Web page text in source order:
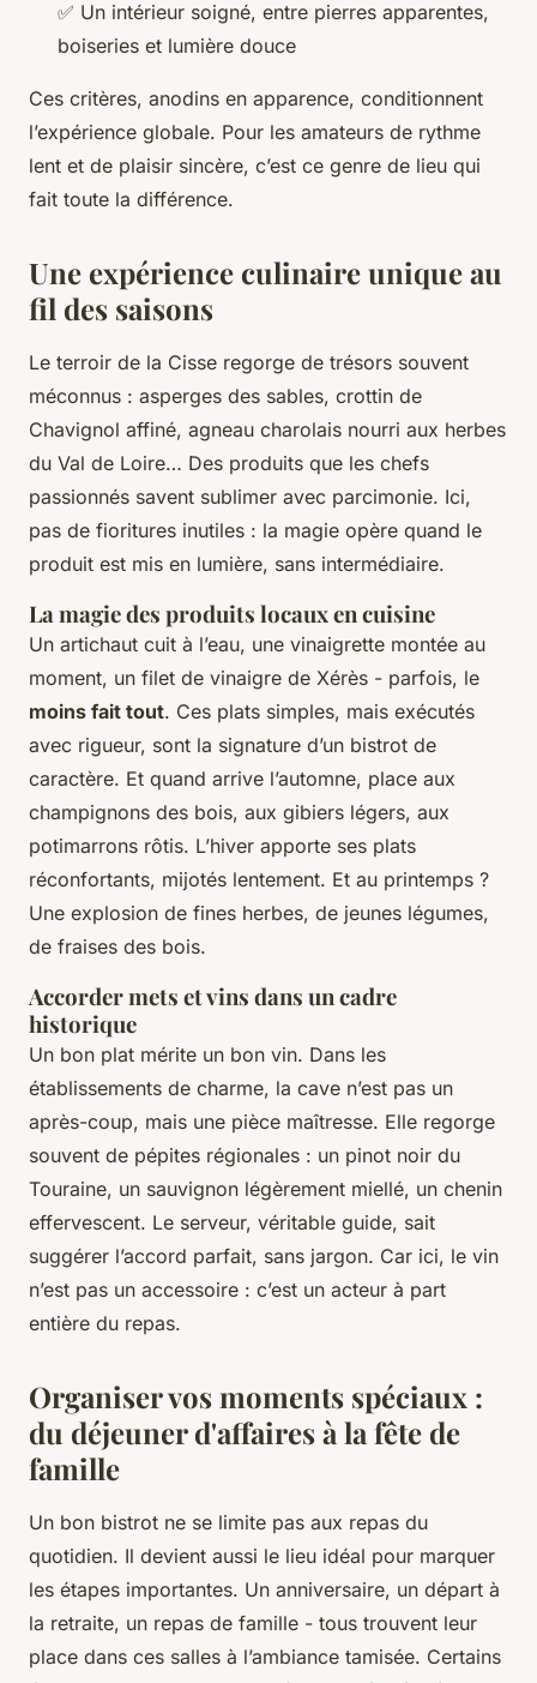
✅ Un intérieur soigné, entre pierres apparentes,
boiseries et lumière douce
Ces critères, anodins en apparence, conditionnent
l’expérience globale. Pour les amateurs de rythme
lent et de plaisir sincère, c’est ce genre de lieu qui
fait toute la différence.
Une expérience culinaire unique au
fil des saisons
Le terroir de la Cisse regorge de trésors souvent
méconnus : asperges des sables, crottin de
Chavignol affiné, agneau charolais nourri aux herbes
du Val de Loire… Des produits que les chefs
passionnés savent sublimer avec parcimonie. Ici,
pas de fioritures inutiles : la magie opère quand le
produit est mis en lumière, sans intermédiaire.
La magie des produits locaux en cuisine
Un artichaut cuit à l’eau, une vinaigrette montée au
moment, un filet de vinaigre de Xérès - parfois, le
moins fait tout. Ces plats simples, mais exécutés
avec rigueur, sont la signature d’un bistrot de
caractère. Et quand arrive l’automne, place aux
champignons des bois, aux gibiers légers, aux
potimarrons rôtis. L’hiver apporte ses plats
réconfortants, mijotés lentement. Et au printemps ?
Une explosion de fines herbes, de jeunes légumes,
de fraises des bois.
Accorder mets et vins dans un cadre
historique
Un bon plat mérite un bon vin. Dans les
établissements de charme, la cave n’est pas un
après-coup, mais une pièce maîtresse. Elle regorge
souvent de pépites régionales : un pinot noir du
Touraine, un sauvignon légèrement miellé, un chenin
effervescent. Le serveur, véritable guide, sait
suggérer l’accord parfait, sans jargon. Car ici, le vin
n’est pas un accessoire : c’est un acteur à part
entière du repas.
Organiser vos moments spéciaux :
du déjeuner d'affaires à la fête de
famille
Un bon bistrot ne se limite pas aux repas du
quotidien. Il devient aussi le lieu idéal pour marquer
les étapes importantes. Un anniversaire, un départ à
la retraite, un repas de famille - tous trouvent leur
place dans ces salles à l’ambiance tamisée. Certains